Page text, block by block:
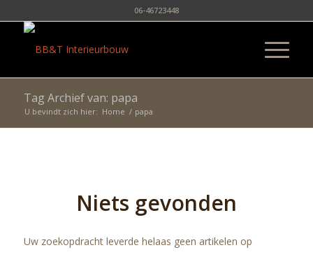
06-46723448
Tag Archief van: papa
U bevindt zich hier: Home / papa
Niets gevonden
Uw zoekopdracht leverde helaas geen artikelen op